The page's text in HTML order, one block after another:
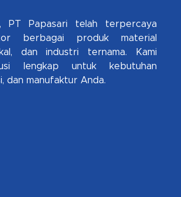
PT Papasari telah terpercaya
berbagai produk material
dan industri ternama. Kami
lengkap untuk kebutuhan
dan manufaktur Anda.